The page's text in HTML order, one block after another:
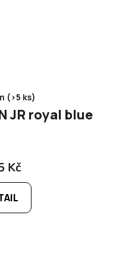
(>5 ks)
JR royal blue
Kč